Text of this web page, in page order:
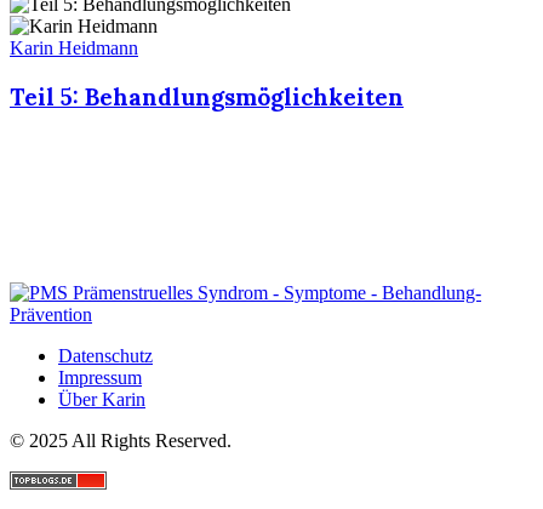
Karin Heidmann
Teil 5: Behandlungsmöglichkeiten
Datenschutz
Impressum
Über Karin
© 2025 All Rights Reserved.